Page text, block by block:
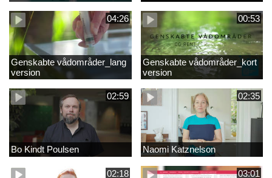
04:26
Genskabte vådområder_lang
version
00:53
Genskabte vådområder_kort
version
02:59
Bo Kindt Poulsen
02:35
Naomi Katznelson
02:18 03:01